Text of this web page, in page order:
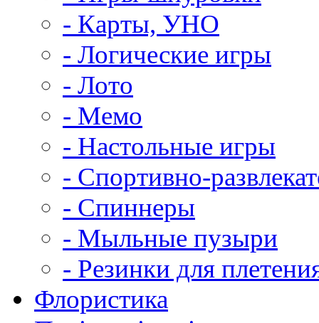
- Карты, УНО
- Логические игры
- Лото
- Мемо
- Настольные игры
- Спортивно-
- Спиннеры
- Мыльные пузыри
- Резинки для
Флористика